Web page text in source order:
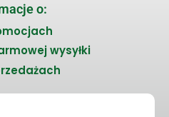
o:
wysyłki